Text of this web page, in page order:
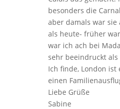
besonders die
aber damals war sie
als heute- früher
war ich ach bei
sehr beeindruckt als
Ich finde, London
einen
Liebe Grüße
Sabine